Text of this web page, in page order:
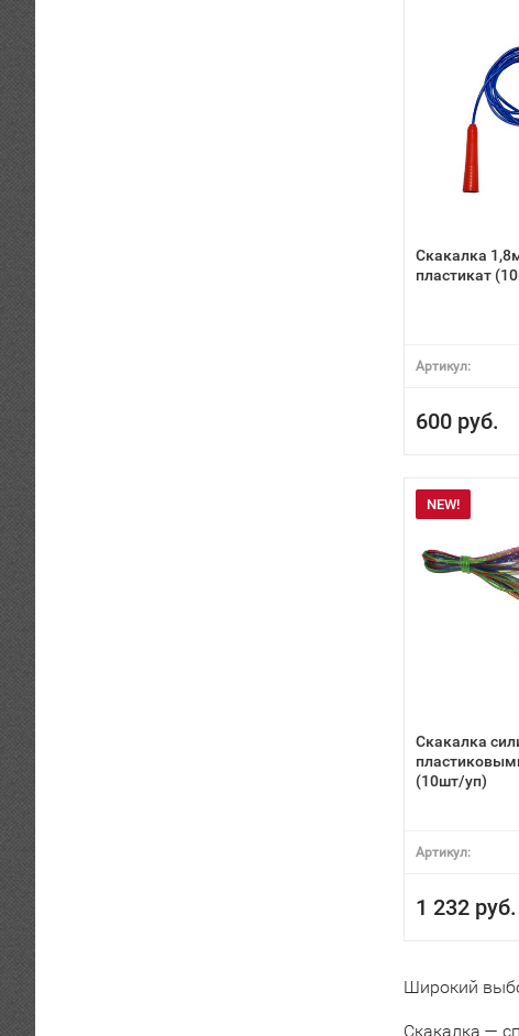
Скакалка
пластикат
Артикул:
600 руб.
NEW!
Скакалка
(10шт/уп)
Артикул:
1 232 руб.
Широкий
Скакалка —